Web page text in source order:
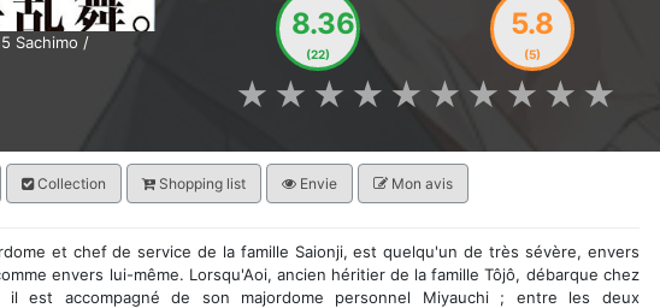
Sachimo /
8.36
(22)
5.8
(5)
★
★
★
★
★
★
★
★
★
★
Collection Shopping list Envie Mon avis
et chef de service de la famille Saionji, est quelqu'un de très sévère, envers
envers lui-même. Lorsqu'Aoi, ancien héritier de la famille Tôjô, débarque chez
il est accompagné de son majordome personnel Miyauchi ; entre les deux